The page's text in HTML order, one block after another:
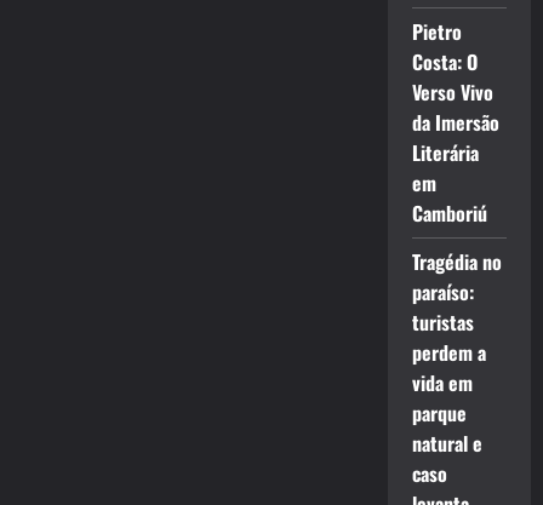
Pietro
Costa: O
Verso Vivo
da Imersão
Literária
em
Camboriú
Tragédia no
paraíso:
turistas
perdem a
vida em
parque
natural e
caso